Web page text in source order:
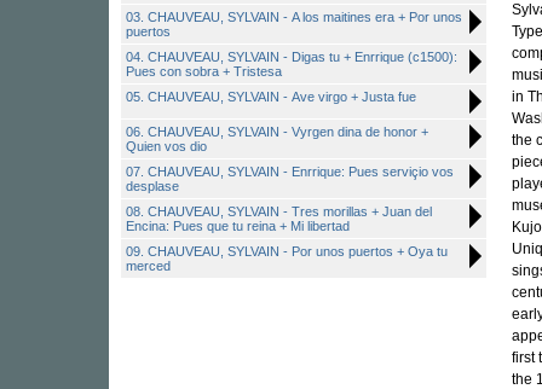
03. CHAUVEAU, SYLVAIN - A los maitines era + Por unos
puertos
04. CHAUVEAU, SYLVAIN - Digas tu + Enrrique (c1500):
Pues con sobra + Tristesa
05. CHAUVEAU, SYLVAIN - Ave virgo + Justa fue
06. CHAUVEAU, SYLVAIN - Vyrgen dina de honor +
Quien vos dio
07. CHAUVEAU, SYLVAIN - Enrrique: Pues serviçio vos
desplase
08. CHAUVEAU, SYLVAIN - Tres morillas + Juan del
Encina: Pues que tu reina + Mi libertad
09. CHAUVEAU, SYLVAIN - Por unos puertos + Oya tu
merced
in
the
first
the